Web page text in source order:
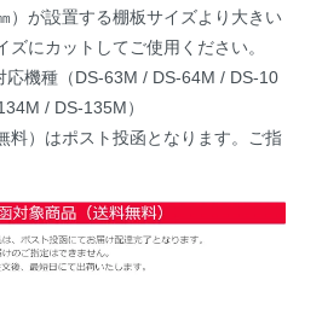
）が設置する棚板サイズより大きい
ズにカットしてご使用ください。
応機種（DS-63M / DS-64M / DS-10
/ DS-135M）
料）はポスト投函となります。ご指